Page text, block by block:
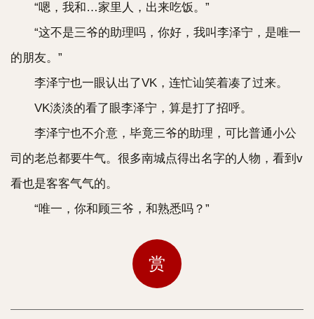
“嗯，我和…家里人，出来吃饭。”
“这不是三爷的助理吗，你好，我叫李泽宁，是唯一
的朋友。”
李泽宁也一眼认出了VK，连忙讪笑着凑了过来。
VK淡淡的看了眼李泽宁，算是打了招呼。
李泽宁也不介意，毕竟三爷的助理，可比普通小公
司的老总都要牛气。很多南城点得出名字的人物，看到v
看也是客客气气的。
“唯一，你和顾三爷，和熟悉吗？”
赏